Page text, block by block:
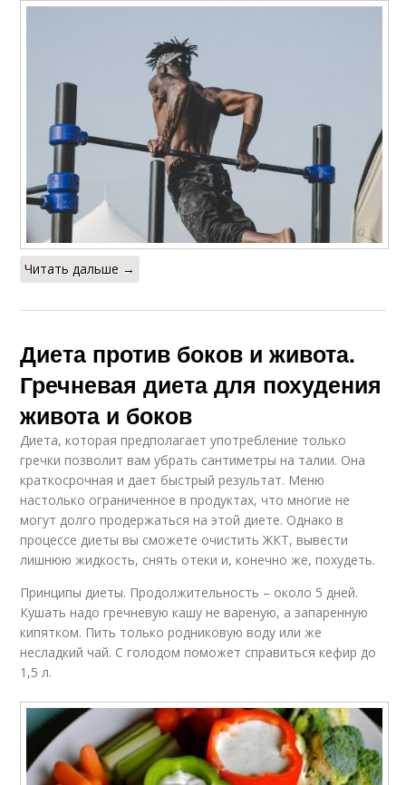
Читать дальше →
Диета против боков и живота.
Гречневая диета для похудения
живота и боков
Диета, которая предполагает употребление только
гречки позволит вам убрать сантиметры на талии. Она
краткосрочная и дает быстрый результат. Меню
настолько ограниченное в продуктах, что многие не
могут долго продержаться на этой диете. Однако в
процессе диеты вы сможете очистить ЖКТ, вывести
лишнюю жидкость, снять отеки и, конечно же, похудеть.
Принципы диеты. Продолжительность – около 5 дней.
Кушать надо гречневую кашу не вареную, а запаренную
кипятком. Пить только родниковую воду или же
несладкий чай. С голодом поможет справиться кефир до
1,5 л.